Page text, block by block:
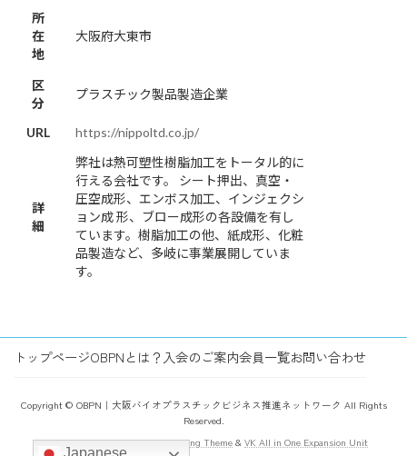
所
在
地
大阪府大東市
区
分
プラスチック製品製造企業
URL https://nippoltd.co.jp/
詳
細
弊社は熱可塑性樹脂加工をトータル的に
行える会社です。 シート押出、真空・
圧空成形、エンボス加工、インジェクシ
ョン成 形、ブロー成形の各設備を有し
ています。樹脂加工の他、紙成形、化粧
品製造など、多岐に事業展開していま
す。
トップページOBPNとは？ 入会のご案内会員一覧お問い合わせ
Copyright © OBPN｜大阪バイオプラスチックビジネス推進ネットワーク All Rights
Reserved.
Powered byWordPresswithLightning Theme & VK All in One Expansion Unit